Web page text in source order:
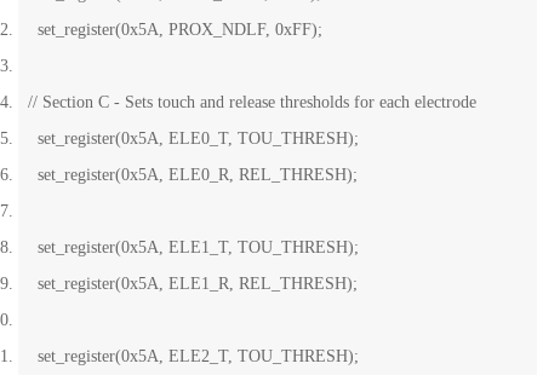
set_register(0x5A, PROX_NDLF, 0xFF);
// Section C - Sets touch and release thresholds for each electrode
set_register(0x5A, ELE0_T, TOU_THRESH);
set_register(0x5A, ELE0_R, REL_THRESH);
set_register(0x5A, ELE1_T, TOU_THRESH);
set_register(0x5A, ELE1_R, REL_THRESH);
set_register(0x5A, ELE2_T, TOU_THRESH);